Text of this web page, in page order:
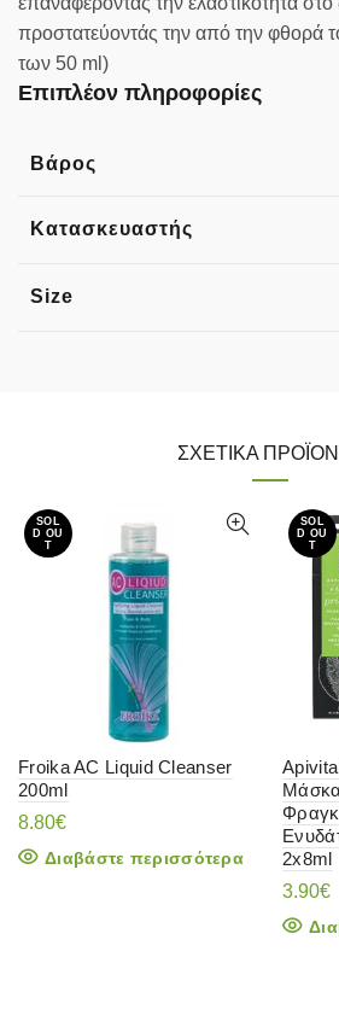
προστατεύοντάς την από την φθορά
των 50 ml)
Επιπλέον πληροφορίες
Βάρος
Κατασκευαστής
Size
ΣΧΕΤΙΚΆ
SOL
D OU
T
Froika AC Liquid Cleanser
200ml
8.80€
Διαβάστε περισσότερα
SOL
D OU
T
2x8ml
3.90€